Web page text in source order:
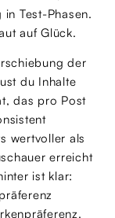
Test-Phasen.
auf Glück.
der
du Inhalte
das pro Post
wertvoller als
erreicht
ist klar: